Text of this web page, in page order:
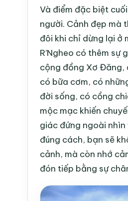
Và điểm đặc biệt
người. Cảnh đẹp mà
đôi khi chỉ dừng lại ở
R’Ngheo có thêm sự
cộng đồng Xơ Đăng,
có bữa cơm, có
đời sống, có cồng
mộc mạc khiến
giác đứng ngoài nhìn
đúng cách, bạn sẽ
cảnh, mà còn nhớ
đón tiếp bằng sự